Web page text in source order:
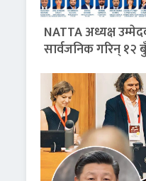
NATTA अध्यक्ष
सार्वजनिक गरिन् १२